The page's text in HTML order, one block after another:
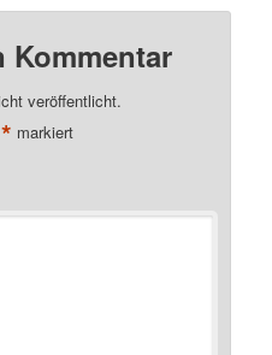
Kommentar
veröffentlicht.
* markiert